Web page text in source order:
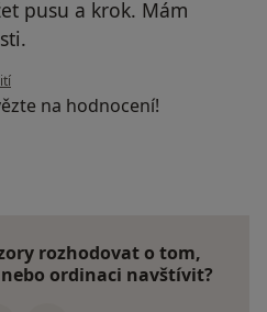
pusu a krok. Mám
Váš účet byl odstraněn
na hodnocení!
rozhodovat o tom,
ordinaci navštívit?